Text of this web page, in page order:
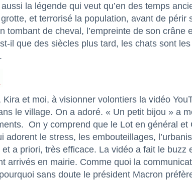
la légende qui veut qu’en des temps
et terrorisé la population, avant de périr
tombant de cheval, l’empreinte de son crâne
il que des siècles plus tard, les chats sont
et moi, à visionner volontiers la vidéo
le village. On a adoré. « Un petit bijou » a
On y comprend que le Lot en général et
adorent le stress, les embouteillages,
a priori, très efficace. La vidéo a fait le buzz
arrivés en mairie. Comme quoi la
sans doute le président Macron